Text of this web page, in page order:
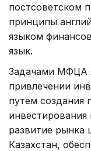
постсоветском
принципы
языком
язык.
Задачами МФЦА
привлечении
путем создания
инвестирования
развитие рынка
Казахстан,